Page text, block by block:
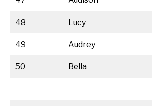
48 Lucy
49 Audrey
50 Bella